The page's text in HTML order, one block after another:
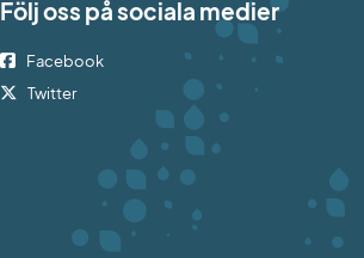
Följ oss på sociala medier
Facebook
Twitter